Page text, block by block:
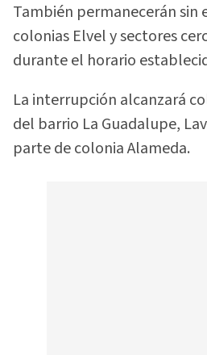
También permanecerán sin
colonias Elvel y sectores
durante el horario
La interrupción alcanzará
del barrio La Guadalupe,
parte de colonia Alameda.